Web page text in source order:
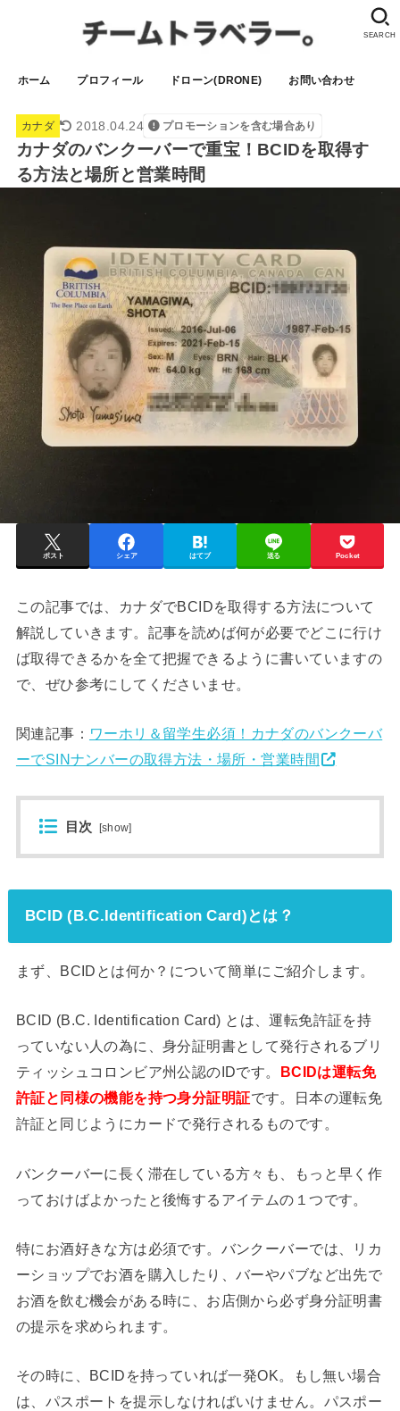
ホーム プロフィール ドローン(DRONE) お問い合わせ
SEARCH
カナダ 2018.04.24 プロモーションを含む場合あり
カナダのバンクーバーで重宝！BCIDを取得す
る方法と場所と営業時間
ポスト シェア はてブ 送る Pocket
この記事では、カナダでBCIDを取得する方法について
解説していきます。記事を読めば何が必要でどこに行け
ば取得できるかを全て把握できるように書いていますの
で、ぜひ参考にしてくださいませ。
関連記事： ワーホリ＆留学生必須！カナダのバンクーバ
ーでSINナンバーの取得方法・場所・営業時間
目次 [show]
BCID (B.C.Identification Card)とは？
まず、BCIDとは何か？について簡単にご紹介します。
BCID (B.C. Identification Card) とは、運転免許証を持
っていない人の為に、身分証明書として発行されるブリ
ティッシュコロンビア州公認のIDです。 BCIDは運転免
許証と同様の機能を持つ身分証明証です。日本の運転免
許証と同じようにカードで発行されるものです。
バンクーバーに長く滞在している方々も、もっと早く作
っておけばよかったと後悔するアイテムの１つです。
特にお酒好きな方は必須です。バンクーバーでは、リカ
ーショップでお酒を購入したり、バーやパブなど出先で
お酒を飲む機会がある時に、お店側から必ず身分証明書
の提示を求められます。
その時に、BCIDを持っていれば一発OK。もし無い場合
は、パスポートを提示しなければいけません。パスポー